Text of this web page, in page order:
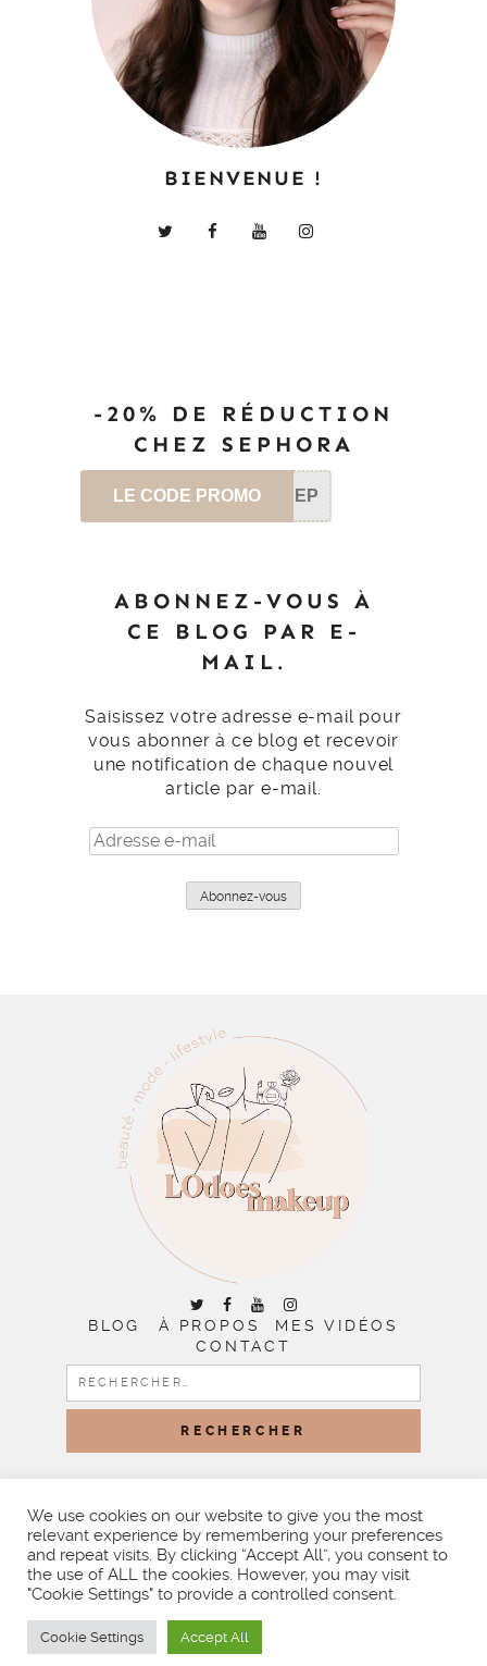
BIENVENUE !
-20% DE RÉDUCTION
CHEZ SEPHORA
LE CODE PROMO SEP
ABONNEZ-VOUS À
CE BLOG PAR E-
MAIL.
Saisissez votre adresse e-mail pour
vous abonner à ce blog et recevoir
une notification de chaque nouvel
article par e-mail.
Adresse
e-
Abonnez-vous
BLOG À PROPOS
MES VIDÉOS
CONTACT
RECHERCHER :
BY LITTLE THEME SHOP
We use cookies on our website to give you the most
relevant experience by remembering your preferences
and repeat visits. By clicking “Accept All”, you consent to
the use of ALL the cookies. However, you may visit
"Cookie Settings" to provide a controlled consent.
Cookie Settings Accept All